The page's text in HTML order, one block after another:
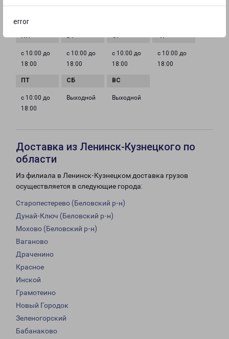
error
ГРАФИК РАБОТЫ
с 10:00 до
18:00
с 10:00 до
18:00
с 10:00 до
18:00
с 10:00 до
18:00
с 10:00 до
18:00
Выходной Выходной
Доставка из Ленинск-Кузнецкого по
области
Из филиала в Ленинск-Кузнецком доставка грузов
осуществляется в следующие города:
Старопестерево (Беловский р-н)
Дунай-Ключ (Беловский р-н)
Мохово (Беловский р-н)
Ваганово
Драченино
Красное
Инской
Грамотеино
Новый Городок
Зеленогорский
Бабанаково